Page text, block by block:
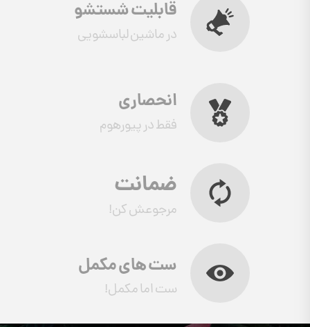
انحصاری
فقط در پیورهوم
قابلیت شستشو
در ماشین لباسشویی
ست های مکمل
ست اما مکمل!
ضمانت
مرجوعش کن!